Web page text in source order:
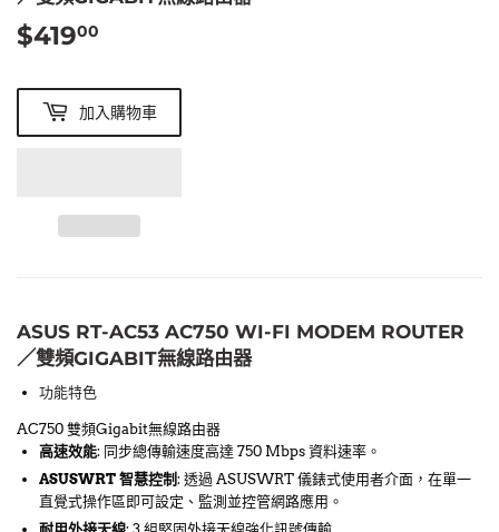
$41900
加入購物車
ASUS RT-AC53 AC750 WI-FI MODEM ROUTER
／雙頻GIGABIT無線路由器
功能特色
AC750 雙頻Gigabit無線路由器
高速效能: 同步總傳輸速度高達 750 Mbps 資料速率。
ASUSWRT 智慧控制: 透過 ASUSWRT 儀錶式使用者介面，在單一
直覺式操作區即可設定、監測並控管網路應用。